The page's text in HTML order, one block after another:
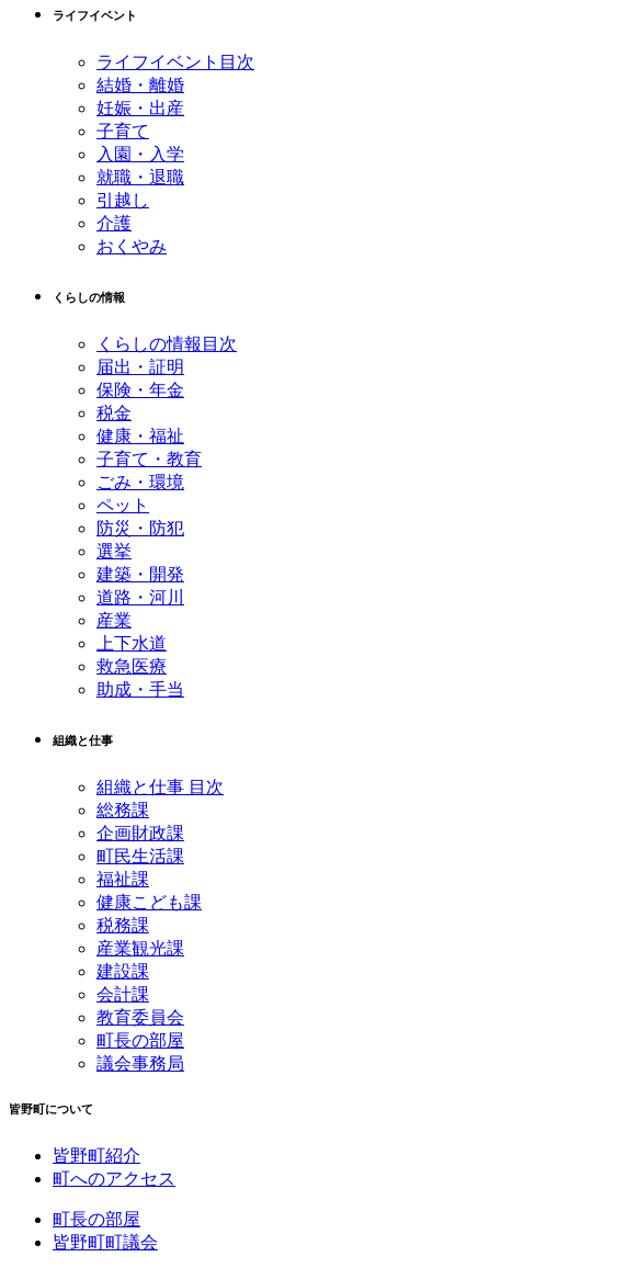
ライフイベント
ライフイベント目次
結婚・離婚
妊娠・出産
子育て
入園・入学
就職・退職
引越し
介護
おくやみ
くらしの情報
くらしの情報目次
届出・証明
保険・年金
税金
健康・福祉
子育て・教育
ごみ・環境
ペット
防災・防犯
選挙
建築・開発
道路・河川
産業
上下水道
救急医療
助成・手当
組織と仕事
組織と仕事 目次
総務課
企画財政課
町民生活課
福祉課
健康こども課
税務課
産業観光課
建設課
会計課
教育委員会
町長の部屋
議会事務局
皆野町について
皆野町紹介
町へのアクセス
町長の部屋
皆野町町議会